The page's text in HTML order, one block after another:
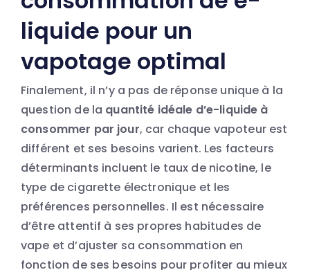
liquide pour un
vapotage optimal
Finalement, il n’y a pas de réponse unique à la
question de la quantité idéale d’e-liquide à
consommer par jour, car chaque vapoteur est
différent et ses besoins varient. Les facteurs
déterminants incluent le taux de nicotine, le
type de cigarette électronique et les
préférences personnelles. Il est nécessaire
d’être attentif à ses propres habitudes de
vape et d’ajuster sa consommation en
fonction de ses besoins pour profiter au mieux